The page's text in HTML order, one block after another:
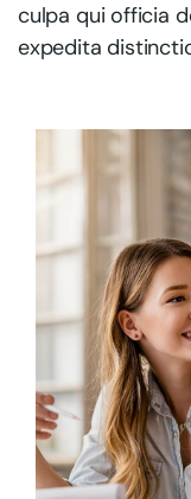
culpa qui officia
expedita